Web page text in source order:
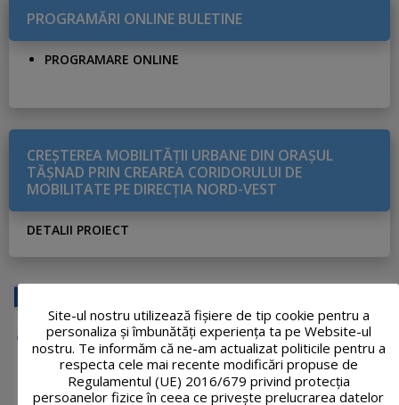
PROGRAMĂRI ONLINE BULETINE
PROGRAMARE ONLINE
CREŞTEREA MOBILITĂŢII URBANE DIN ORAŞUL
TĂŞNAD PRIN CREAREA CORIDORULUI DE
MOBILITATE PE DIRECŢIA NORD-VEST
DETALII PROIECT
Site-ul nostru utilizează fişiere de tip cookie pentru a
personaliza și îmbunătăți experiența ta pe Website-ul
nostru. Te informăm că ne-am actualizat politicile pentru a
respecta cele mai recente modificări propuse de
Regulamentul (UE) 2016/679 privind protecția
persoanelor fizice în ceea ce privește prelucrarea datelor